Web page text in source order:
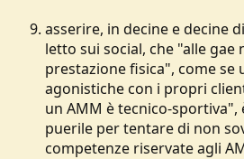
asserire, in decine e decine
letto sui social, che "alle gae
prestazione fisica", come se
agonistiche con i propri
un AMM è tecnico-sportiva",
puerile per tentare di non
competenze riservate agli